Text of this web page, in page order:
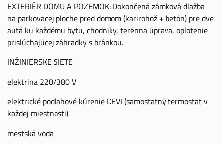
EXTERIÉR DOMU A POZEMOK: Dokončená zámková dlažba
na parkovacej ploche pred domom (karirohož + betón) pre dve
autá ku každému bytu, chodníky, terénna úprava, oplotenie
prislúchajúcej záhradky s bránkou.
INŽINIERSKE SIETE
elektrina 220/380 V
elektrické podlahové kúrenie DEVI (samostatný termostat v
každej miestnosti)
mestská voda